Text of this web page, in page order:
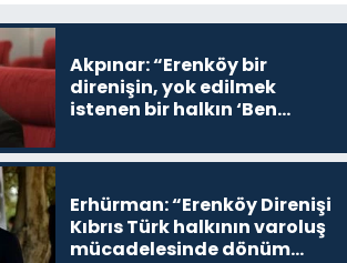
Akpınar: “Erenköy bir
direnişin, yok edilmek
istenen bir halkın ‘Ben
devam edeceğim’ dediği
Erhürman: “Erenköy Direnişi
Kıbrıs Türk halkının varoluş
mücadelesinde dönüm